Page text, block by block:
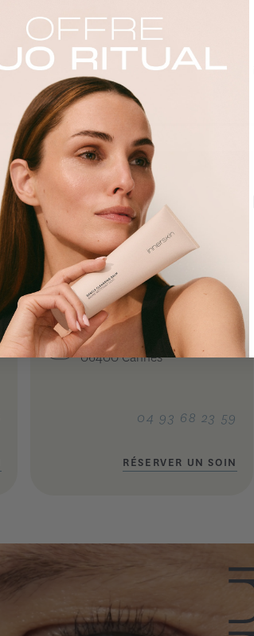
CANNES
23 Rue des États-Unis,
06400 Cannes
04 93 68 23 59
RÉSERVER UN SOIN